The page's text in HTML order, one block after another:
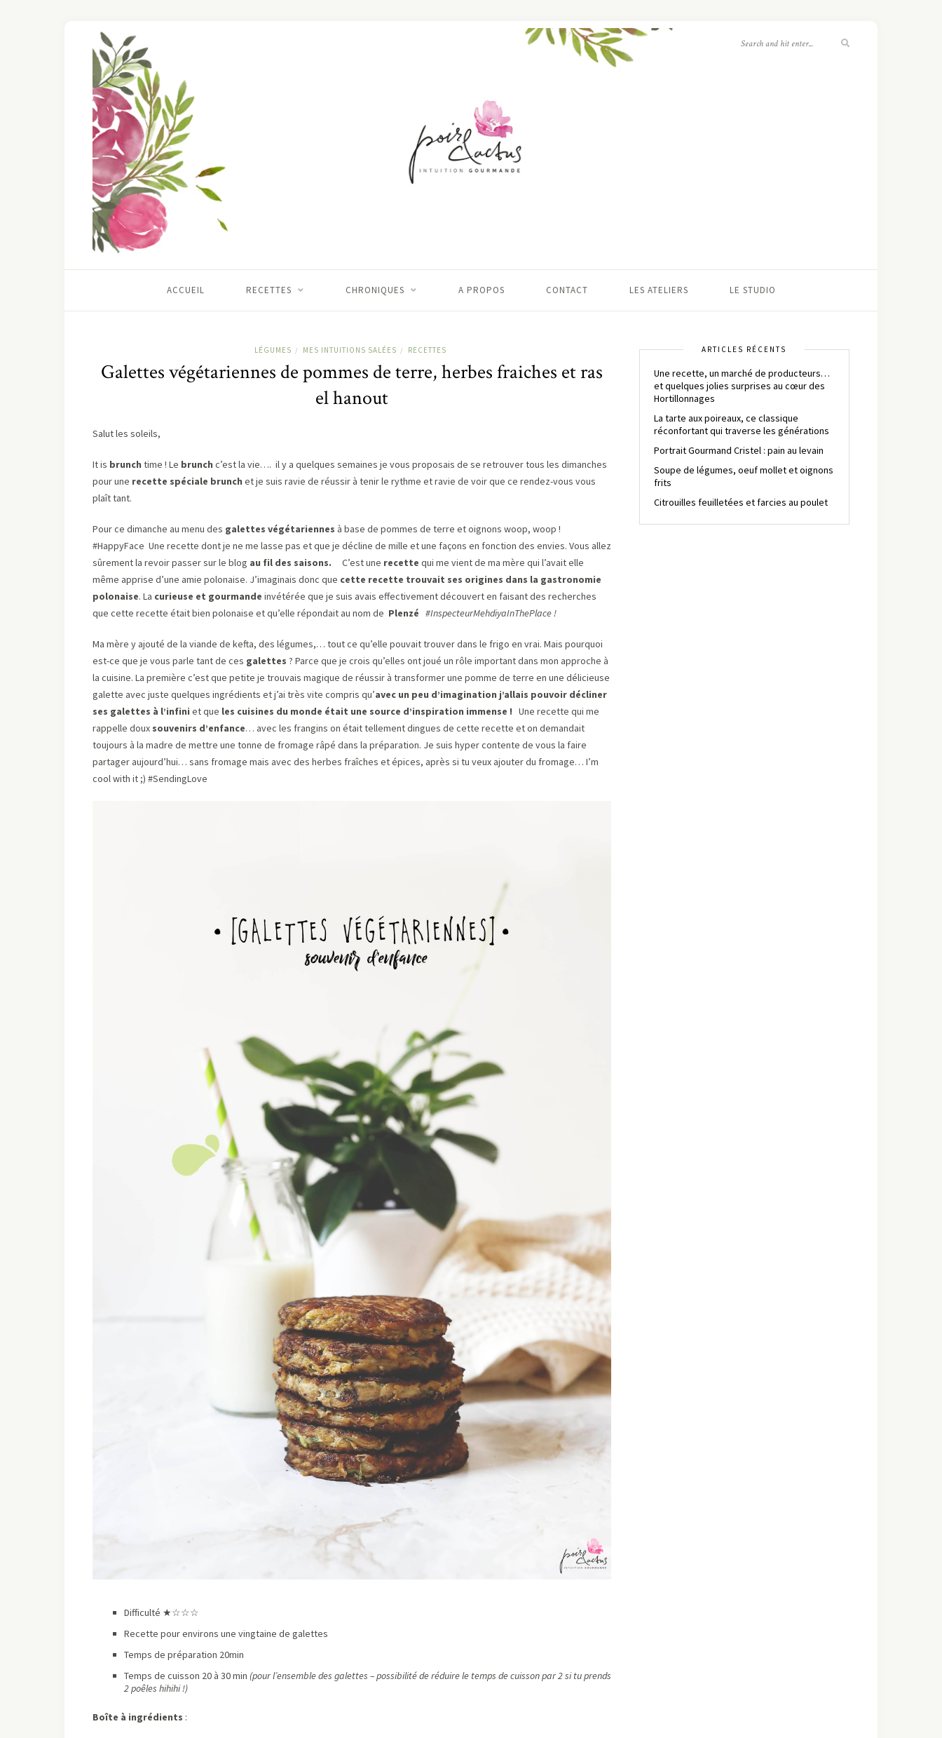
ACCUEIL RECETTES CHRONIQUES A PROPOS CONTACT LES ATELIERS LE STUDIO
LÉGUMES / MES INTUITIONS SALÉES / RECETTES
Galettes végétariennes de pommes de terre, herbes fraiches et ras
el hanout
Salut les soleils,
It is brunch time ! Le brunch c’est la vie…. il y a quelques semaines je vous proposais de se retrouver tous les dimanches
pour une recette spéciale brunch et je suis ravie de réussir à tenir le rythme et ravie de voir que ce rendez-vous vous
plaît tant.
Pour ce dimanche au menu des galettes végétariennes à base de pommes de terre et oignons woop, woop !
#HappyFace Une recette dont je ne me lasse pas et que je décline de mille et une façons en fonction des envies. Vous allez
sûrement la revoir passer sur le blog au fil des saisons. C’est une recette qui me vient de ma mère qui l’avait elle
même apprise d’une amie polonaise. J’imaginais donc que cette recette trouvait ses origines dans la gastronomie
polonaise. La curieuse et gourmande invétérée que je suis avais effectivement découvert en faisant des recherches
que cette recette était bien polonaise et qu’elle répondait au nom de Plenzé #InspecteurMehdiyaInThePlace !
Ma mère y ajouté de la viande de kefta, des légumes,… tout ce qu’elle pouvait trouver dans le frigo en vrai. Mais pourquoi
est-ce que je vous parle tant de ces galettes ? Parce que je crois qu’elles ont joué un rôle important dans mon approche à
la cuisine. La première c’est que petite je trouvais magique de réussir à transformer une pomme de terre en une délicieuse
galette avec juste quelques ingrédients et j’ai très vite compris qu’avec un peu d’imagination j’allais pouvoir décliner
ses galettes à l’infini et que les cuisines du monde était une source d’inspiration immense ! Une recette qui me
rappelle doux souvenirs d’enfance… avec les frangins on était tellement dingues de cette recette et on demandait
toujours à la madre de mettre une tonne de fromage râpé dans la préparation. Je suis hyper contente de vous la faire
partager aujourd’hui… sans fromage mais avec des herbes fraîches et épices, après si tu veux ajouter du fromage… I’m
cool with it ;) #SendingLove
Difficulté ★☆☆☆
Recette pour environs une vingtaine de galettes
Temps de préparation 20min
Temps de cuisson 20 à 30 min (pour l’ensemble des galettes – possibilité de réduire le temps de cuisson par 2 si tu prends
2 poêles hihihi !)
Boîte à ingrédients :
ARTICLES RÉCENTS
Une recette, un marché de producteurs…
et quelques jolies surprises au cœur des
Hortillonnages
La tarte aux poireaux, ce classique
réconfortant qui traverse les générations
Portrait Gourmand Cristel : pain au levain
Soupe de légumes, oeuf mollet et oignons
frits
Citrouilles feuilletées et farcies au poulet